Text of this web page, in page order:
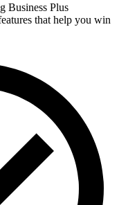
Business Plus
that help you win